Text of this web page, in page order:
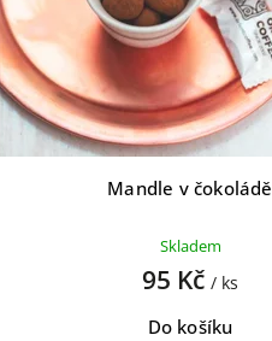
Mandle v čokoládě
Skladem
95 Kč / ks
Do košíku